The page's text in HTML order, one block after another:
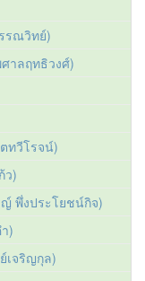
รณวิทย์)
าลฤทธิวงศ์)
ทวีโรจน์)
ว)
พึ่งประโยชน์กิจ)
)
เจริญกุล)